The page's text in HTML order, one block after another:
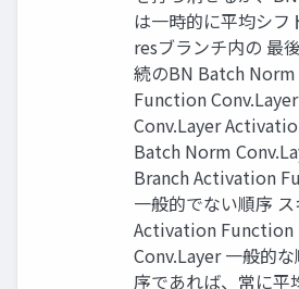
は一時的に平均シフ
resブランチ内の 最
続のBN Batch
Function
Conv.Layer
Batch Norm
Branch Activation
一般的でない順序
Activation Function
Conv.Layer 一般的
序であれば、常に平